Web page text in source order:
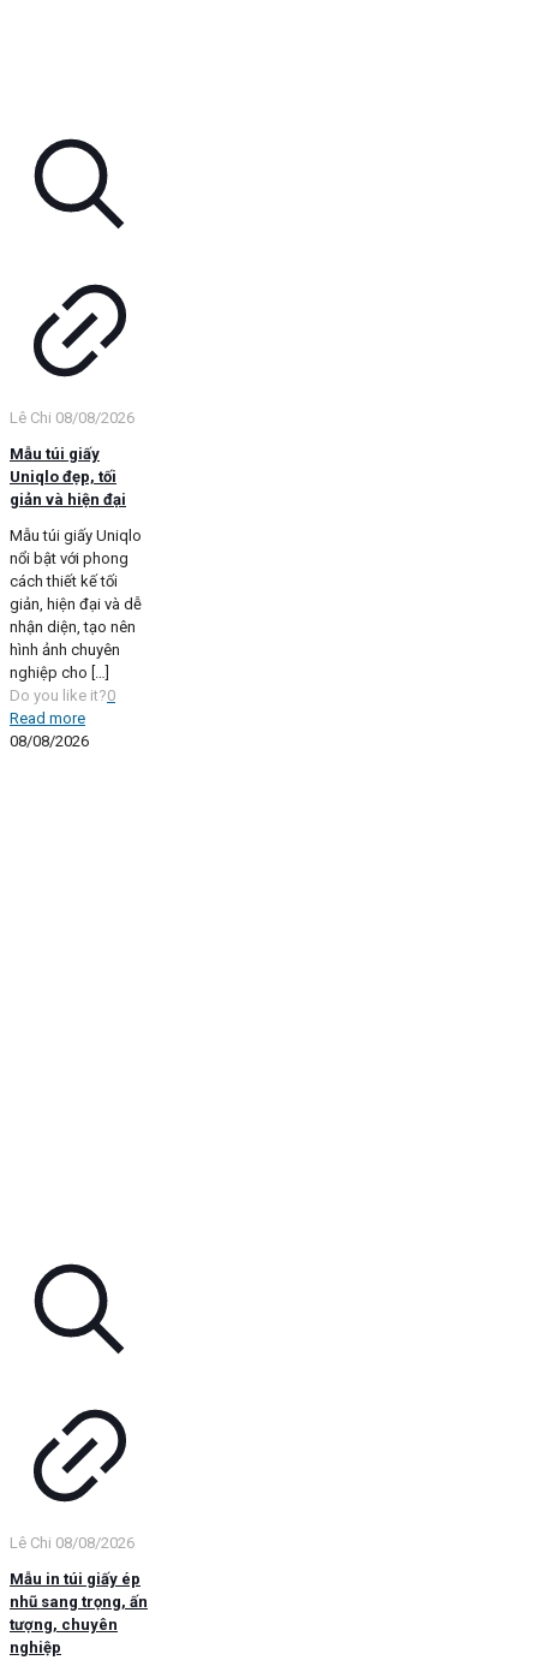
Lê Chi 08/08/2026
Mẫu túi giấy
Uniqlo đẹp, tối
giản và hiện đại
Mẫu túi giấy Uniqlo
nổi bật với phong
cách thiết kế tối
giản, hiện đại và dễ
nhận diện, tạo nên
hình ảnh chuyên
nghiệp cho […]
Do you like it?0
Read more
08/08/2026
Lê Chi 08/08/2026
Mẫu in túi giấy ép
nhũ sang trọng, ấn
tượng, chuyên
nghiệp